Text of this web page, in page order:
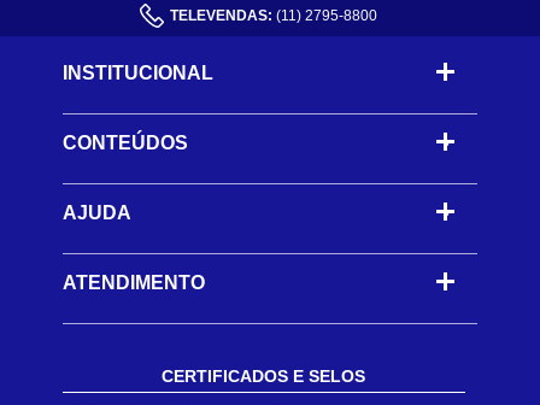
TELEVENDAS: (11) 2795-8800
INSTITUCIONAL
CONTEÚDOS -
AJUDA -
ATENDIMENTO
CERTIFICADOS E SELOS